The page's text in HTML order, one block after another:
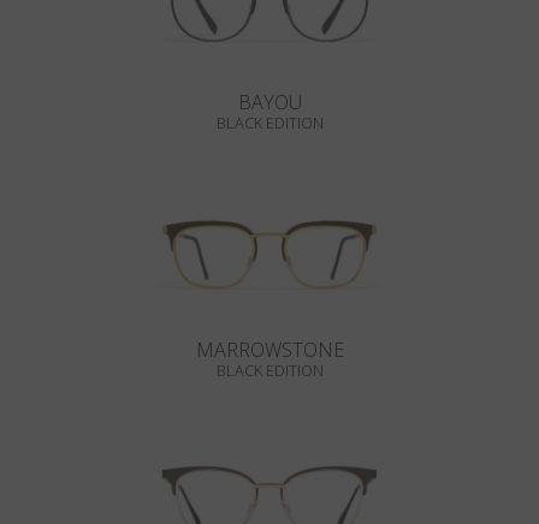
BAYOU
BLACK EDITION
MARROWSTONE
BLACK EDITION